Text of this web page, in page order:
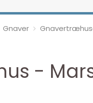
Gnaver
-